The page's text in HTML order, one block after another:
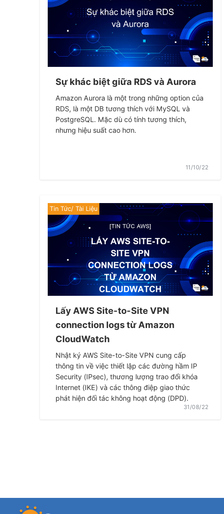
Sự khác biệt giữa RDS và Aurora
Amazon Aurora là một trong những option của
RDS, là một DB tương thích với MySQL và
PostgreSQL. Mặc dù có tính tương thích,
nhưng hiệu suất cao hơn.
11/10/22
Tin Tức/ Tài Liệu
Lấy AWS Site-to-Site VPN
connection logs từ Amazon
CloudWatch
Nhật ký AWS Site-to-Site VPN cung cấp
thông tin về việc thiết lập các đường hầm IP
Security (IPsec), thương lượng trao đổi khóa
Internet (IKE) và các thông điệp giao thức
phát hiện đối tác không hoạt động (DPD).
31/08/22